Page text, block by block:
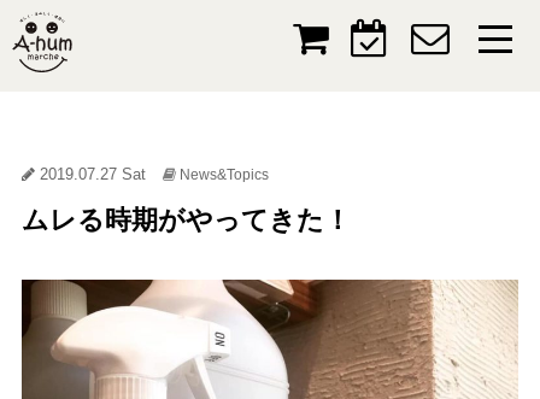
2019.07.27 Sat News&Topics
ムレる時期がやってきた！